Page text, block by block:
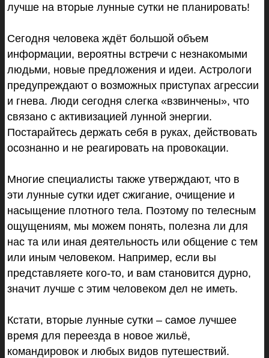
лучше на вторые лунные сутки не планировать!
Сегодня человека ждёт большой объем
информации, вероятны встречи с незнакомыми
людьми, новые предложения и идеи. Астрологи
предупреждают о возможных приступах агрессии
и гнева. Люди сегодня слегка «взвинчены», что
связано с активизацией лунной энергии.
Постарайтесь держать себя в руках, действовать
осознанно и не реагировать на провокации.
Многие специалисты также утверждают, что в
эти лунные сутки идет сжигание, очищение и
насыщение плотного тела. Поэтому по телесным
ощущениям, мы можем понять, полезна ли для
нас та или иная деятельность или общение с тем
или иным человеком. Например, если вы
представляете кого-то, и вам становится дурно,
значит лучше с этим человеком дел не иметь.
Кстати, вторые лунные сутки – самое лучшее
время для переезда в новое жильё,
командировок и любых видов путешествий.